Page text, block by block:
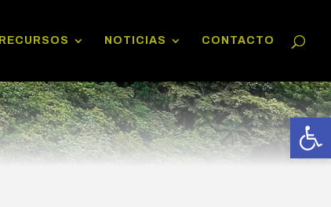
RECURSOS NOTICIAS CONTACTO